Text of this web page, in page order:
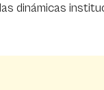
dinámicas